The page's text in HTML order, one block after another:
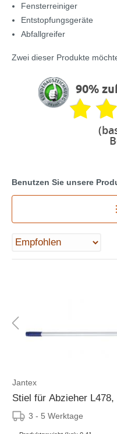
Fensterreiniger
Entstopfungsgeräte
Abfallgreifer
Zwei dieser Produkte
90%
Benutzen Sie unsere
Jantex
Stiel für Abzieher
3 - 5 Werktage